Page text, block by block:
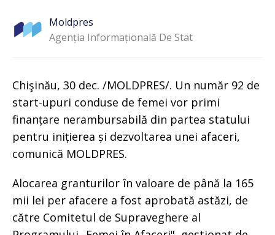
Moldpres
Agenția Informațională De Stat
Chişinău, 30 dec. /MOLDPRES/. Un număr 92 de
start-upuri conduse de femei vor primi
finanțare nerambursabilă din partea statului
pentru inițierea și dezvoltarea unei afaceri,
comunică MOLDPRES.
Alocarea granturilor în valoare de până la 165
mii lei per afacere a fost aprobată astăzi, de
către Comitetul de Supraveghere al